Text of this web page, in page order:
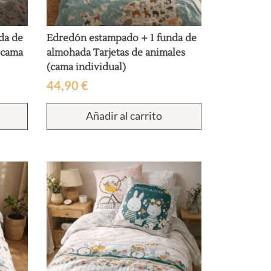
de
Edredón estampado + 1 funda de
almohada Tarjetas de animales
(cama individual)
44,90€
Añadir al carrito